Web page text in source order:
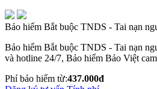
Bảo hiểm Bắt buộc TNDS - Tai nạn
Bảo hiểm Bắt buộc TNDS - Tai nạn
và hotline 24/7, Bảo hiểm Bảo Việt
Phí bảo hiểm từ:437.000đ